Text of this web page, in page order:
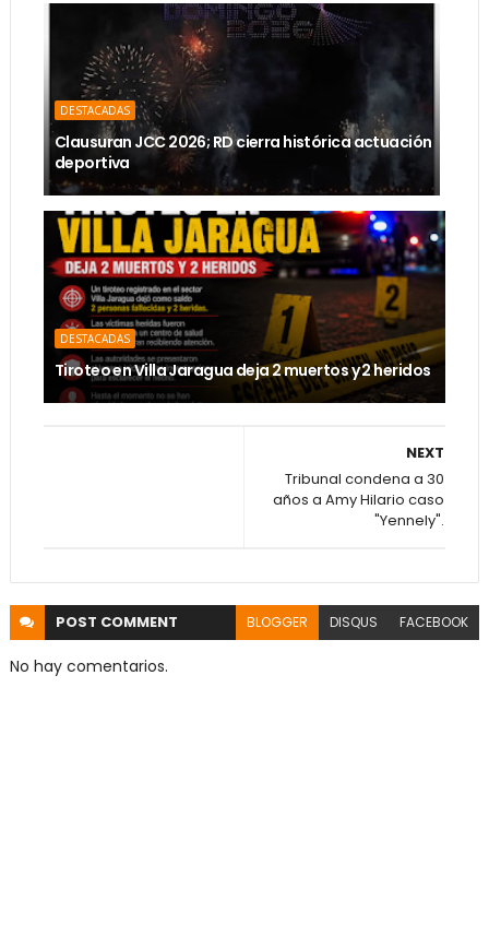
DESTACADAS
Clausuran JCC 2026; RD cierra histórica actuación
deportiva
DESTACADAS
Tiroteo en Villa Jaragua deja 2 muertos y 2 heridos
NEXT
Tribunal condena a 30
años a Amy Hilario caso
"Yennely".
POST COMMENT BLOGGER DISQUS FACEBOOK
No hay comentarios.